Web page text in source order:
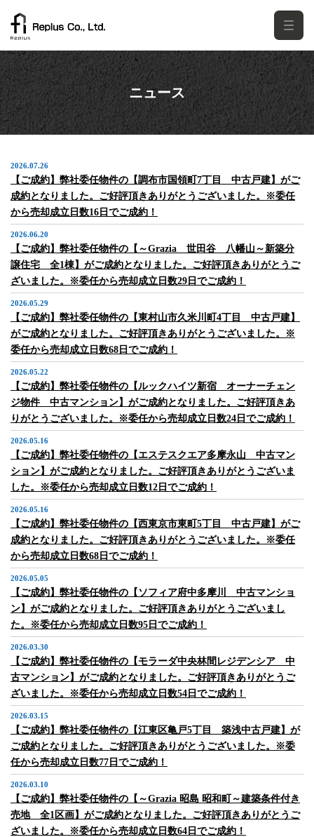
ニュース
2026.07.26
【ご成約】弊社委任物件の【調布市国領町7丁目 中古戸建】がご
成約となりました。ご好評頂きありがとうございました。※委任
から売却成立日数16日でご成約！
2026.06.20
【ご成約】弊社委任物件の【～Grazia 世田谷 八幡山～新築分
譲住宅 全1棟】がご成約となりました。ご好評頂きありがとうご
ざいました。※委任から売却成立日数29日でご成約！
2026.05.29
【ご成約】弊社委任物件の【東村山市久米川町4丁目 中古戸建】
がご成約となりました。ご好評頂きありがとうございました。※
委任から売却成立日数68日でご成約！
2026.05.22
【ご成約】弊社委任物件の【ルックハイツ新宿 オーナーチェン
ジ物件 中古マンション】がご成約となりました。ご好評頂きあ
りがとうございました。※委任から売却成立日数24日でご成約！
2026.05.16
【ご成約】弊社委任物件の【エステスクエア多摩永山 中古マン
ション】がご成約となりました。ご好評頂きありがとうございま
した。※委任から売却成立日数12日でご成約！
2026.05.16
【ご成約】弊社委任物件の【西東京市東町5丁目 中古戸建】がご
成約となりました。ご好評頂きありがとうございました。※委任
から売却成立日数68日でご成約！
2026.05.05
【ご成約】弊社委任物件の【ソフィア府中多摩川 中古マンショ
ン】がご成約となりました。ご好評頂きありがとうございまし
た。※委任から売却成立日数95日でご成約！
2026.03.30
【ご成約】弊社委任物件の【モラーダ中央林間レジデンシア 中
古マンション】がご成約となりました。ご好評頂きありがとうご
ざいました。※委任から売却成立日数54日でご成約！
2026.03.15
【ご成約】弊社委任物件の【江東区亀戸5丁目 築浅中古戸建】が
ご成約となりました。ご好評頂きありがとうございました。※委
任から売却成立日数77日でご成約！
2026.03.10
【ご成約】弊社委任物件の【～Grazia 昭島 昭和町～建築条件付き
売地 全1区画】がご成約となりました。ご好評頂きありがとうご
ざいました。※委任から売却成立日数64日でご成約！